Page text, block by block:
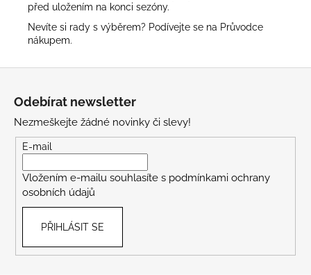
před uložením na konci sezóny.
Nevíte si rady s výběrem? Podívejte se na Průvodce
nákupem.
Odebírat newsletter
Nezmeškejte žádné novinky či slevy!
E-mail
Vložením e-mailu souhlasíte s podmínkami ochrany
osobních údajů
PŘIHLÁSIT SE